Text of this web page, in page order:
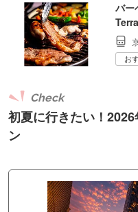
バー
お
初夏に行きたい！
ン
Check